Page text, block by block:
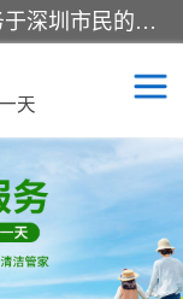
深圳市柏林家政有限公司是一家服务于深圳市民的专业家政公司。致力于为客户提供高质量、多维度的家庭服务，包括养老、母婴、月嫂育婴早教、康复理疗、家电清洗和保洁等方面的专业服务。
天